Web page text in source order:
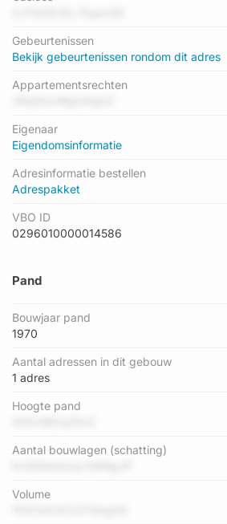
adres ligt heeft als status: 'pand in
Gebeurtenissen
Bekijk gebeurtenissen rondom dit adres
Appartementsrechten
Eigenaar
Eigendomsinformatie
Adresinformatie bestellen
Adrespakket
VBO ID
0296010000014586
Pand
Bouwjaar pand
1970
Aantal adressen in dit gebouw
1 adres
Hoogte pand
Aantal bouwlagen (schatting)
Volume